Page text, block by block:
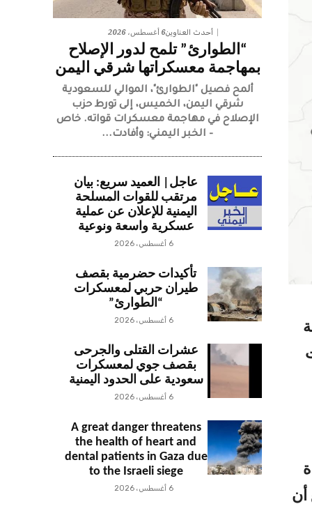
أن
أحدث العناوين6 أغسطس، 2026
“الطوارئ” تلمح لدور الإصلاح
بمهاجمة معسكراتها شرقي اليمن
ألمح فصيل "الطوارئ"، الموالي للسعودية
شرقي اليمن، الخميس، إلى تورط حزب
الإصلاح في مهاجمة معسكرات قواته. خاص
– الخبر اليمني: وأفادت...
عاجل| العميد سريع: بيان
مرتقب للقوات المسلحة
اليمنية للإعلان عن عملية
عسكرية واسعة ونوعية
6 أغسطس، 2026
تأكيدات حضرمية بقصف
طيران حربي لمعسكرات
“الطوارئ”
6 أغسطس، 2026
عشرات القتلى والجرحى
بقصف جوي لمعسكرات
سعودية على الحدود اليمنية
6 أغسطس، 2026
A great danger threatens
the health of heart and
dental patients in Gaza due
to the Israeli siege
6 أغسطس، 2026